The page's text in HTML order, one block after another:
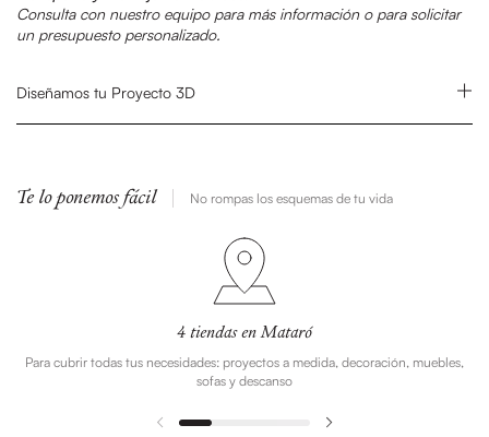
Consulta con nuestro equipo para más información o para solicitar
un presupuesto personalizado.
Diseñamos tu Proyecto 3D
Te lo ponemos fácil No rompas los esquemas de tu vida
4 tiendas en Mataró
Para cubrir todas tus necesidades: proyectos a medida, decoración, muebles,
sofas y descanso